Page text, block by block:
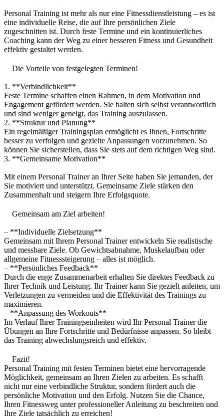
Personal Training ist mehr als nur eine Fitnessdienstleistung – es ist
eine individuelle Reise, die auf Ihre persönlichen Ziele
zugeschnitten ist. Durch feste Termine und ein kontinuierliches
Coaching kann der Weg zu einer besseren Fitness und Gesundheit
effektiv gestaltet werden.
Die Vorteile von festgelegten Terminen!
1. **Verbindlichkeit**
Feste Termine schaffen einen Rahmen, in dem Motivation und
Engagement gefördert werden. Sie halten sich selbst verantwortlich
und sind weniger geneigt, das Training auszulassen.
2. **Struktur und Planung**
Ein regelmäßiger Trainingsplan ermöglicht es Ihnen, Fortschritte
besser zu verfolgen und gezielte Anpassungen vorzunehmen. So
können Sie sicherstellen, dass Sie stets auf dem richtigen Weg sind.
3. **Gemeinsame Motivation**
Mit einem Personal Trainer an Ihrer Seite haben Sie jemanden, der
Sie motiviert und unterstützt. Gemeinsame Ziele stärken den
Zusammenhalt und steigern Ihre Erfolgsquote.
Gemeinsam am Ziel arbeiten!
– **Individuelle Zielsetzung**
Gemeinsam mit Ihrem Personal Trainer entwickeln Sie realistische
und messbare Ziele. Ob Gewichtsabnahme, Muskelaufbau oder
allgemeine Fitnesssteigerung – alles ist möglich.
– **Persönliches Feedback**
Durch die enge Zusammenarbeit erhalten Sie direktes Feedback zu
Ihrer Technik und Leistung. Ihr Trainer kann Sie gezielt anleiten, um
Verletzungen zu vermeiden und die Effektivität des Trainings zu
maximieren.
– **Anpassung des Workouts**
Im Verlauf Ihrer Trainingseinheiten wird Ihr Personal Trainer die
Übungen an Ihre Fortschritte und Bedürfnisse anpassen. So bleibt
das Training abwechslungsreich und effektiv.
Fazit!
Personal Training mit festen Terminen bietet eine hervorragende
Möglichkeit, gemeinsam an Ihren Zielen zu arbeiten. Es schafft
nicht nur eine verbindliche Struktur, sondern fördert auch die
persönliche Motivation und den Erfolg. Nutzen Sie die Chance,
Ihren Fitnessweg unter professioneller Anleitung zu beschreiten und
Ihre Ziele tatsächlich zu erreichen!